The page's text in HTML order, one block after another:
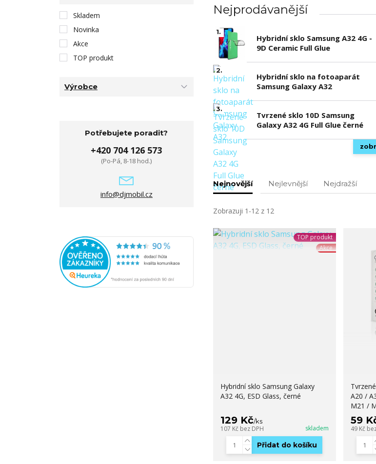
Nejprodávanější
1.
Hybridní sklo Samsung A32 4G -
9D Ceramic Full Glue
2.
Hybridní sklo na fotoaparát
Samsung Galaxy A32
3.
Tvrzené sklo 10D Samsung
Galaxy A32 4G Full Glue černé
Nejnovější Nejlevnější Nejdražší
Zobrazuji 1-12 z 12
TOP produkt
Akce
Hybridní sklo Samsung Galaxy
A32 4G, ESD Glass, černé
129 Kč/ks
107 Kč bez DPH skladem
Přidat do košíku
A20 /
M21 /
59
49 Kč
Skladem
Novinka
Akce
TOP produkt
Výrobce
Potřebujete poradit?
+420 704 126 573
(Po-Pá, 8-18 hod.)
info@djmobil.cz